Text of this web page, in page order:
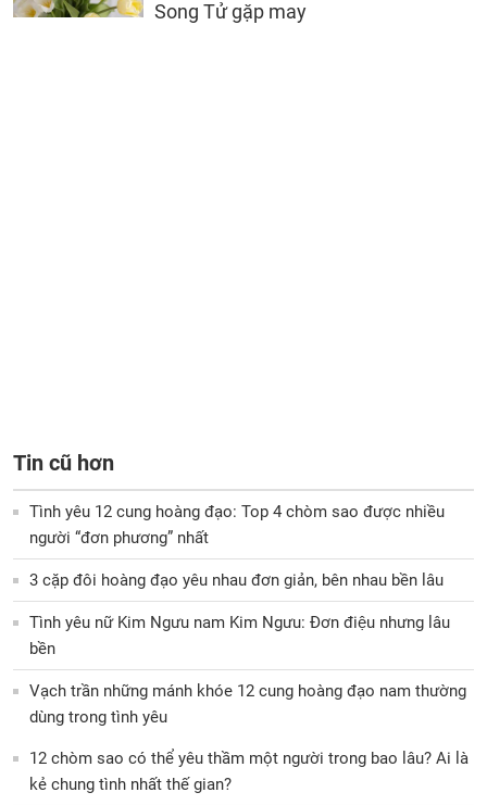
Song Tử gặp may
Tin cũ hơn
Tình yêu 12 cung hoàng đạo: Top 4 chòm sao được nhiều
người “đơn phương” nhất
3 cặp đôi hoàng đạo yêu nhau đơn giản, bên nhau bền lâu
Tình yêu nữ Kim Ngưu nam Kim Ngưu: Đơn điệu nhưng lâu
bền
Vạch trần những mánh khóe 12 cung hoàng đạo nam thường
dùng trong tình yêu
12 chòm sao có thể yêu thầm một người trong bao lâu? Ai là
kẻ chung tình nhất thế gian?